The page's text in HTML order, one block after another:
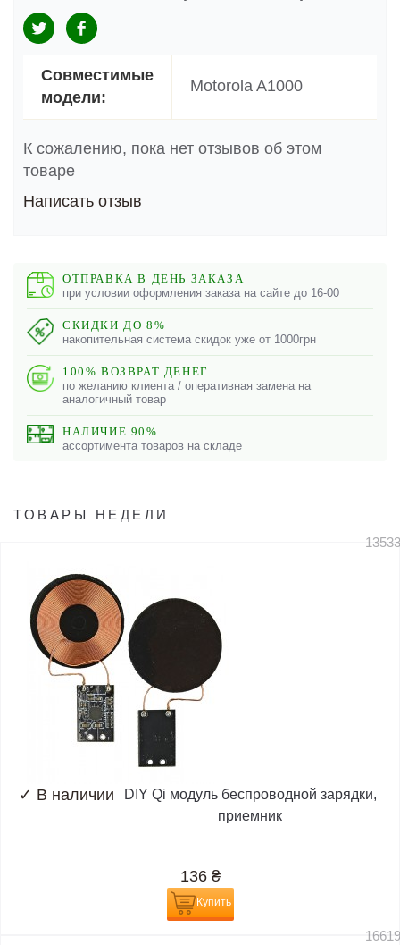
Совместимые
модели:
Motorola A1000
К сожалению, пока нет отзывов об этом
товаре
Написать отзыв
ОТПРАВКА В ДЕНЬ ЗАКАЗА
при условии оформления заказа на сайте до 16-00
СКИДКИ ДО 8%
накопительная система скидок уже от 1000грн
100% ВОЗВРАТ ДЕНЕГ
по желанию клиента / оперативная замена на
аналогичный товар
НАЛИЧИЕ 90%
ассортимента товаров на складе
ТОВАРЫ НЕДЕЛИ
✓ В наличии
DIY Qi модуль беспроводной зарядки,
приемник
136 ₴
Купить